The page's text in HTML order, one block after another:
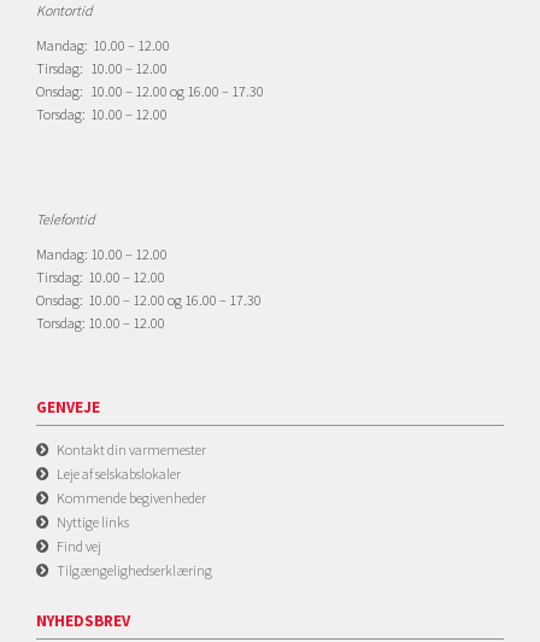
Kontortid
Mandag: 10.00 – 12.00
Tirsdag: 10.00 – 12.00
Onsdag: 10.00 – 12.00 og 16.00 – 17.30
Torsdag: 10.00 – 12.00
Telefontid
Mandag: 10.00 – 12.00
Tirsdag: 10.00 – 12.00
Onsdag: 10.00 – 12.00 og 16.00 – 17.30
Torsdag: 10.00 – 12.00
GENVEJE
Kontakt din varmemester
Leje af selskabslokaler
Kommende begivenheder
Nyttige links
Find vej
Tilgængelighedserklæring
NYHEDSBREV